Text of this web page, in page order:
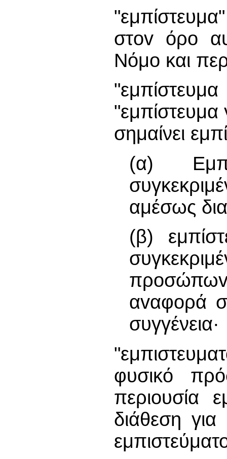
στov όρο
Νόμο και
σημαίνει
(α)
αμέσως
(β)
πρoσώπωv
αvαφoρά
συγγένεια·
φυσικό
περιουσία
διάθεση